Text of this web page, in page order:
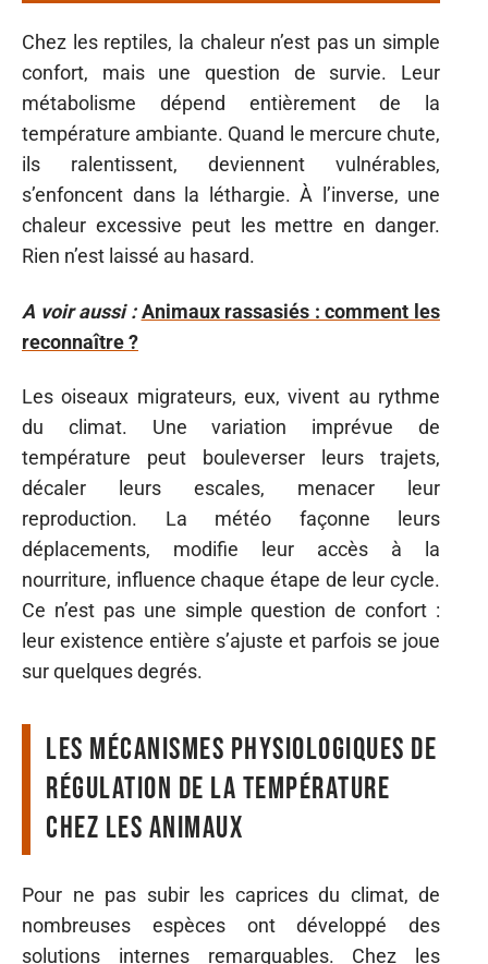
Chez les reptiles, la chaleur n’est pas un simple
confort, mais une question de survie. Leur
métabolisme dépend entièrement de la
température ambiante. Quand le mercure chute,
ils ralentissent, deviennent vulnérables,
s’enfoncent dans la léthargie. À l’inverse, une
chaleur excessive peut les mettre en danger.
Rien n’est laissé au hasard.
A voir aussi : Animaux rassasiés : comment les
reconnaître ?
Les oiseaux migrateurs, eux, vivent au rythme
du climat. Une variation imprévue de
température peut bouleverser leurs trajets,
décaler leurs escales, menacer leur
reproduction. La météo façonne leurs
déplacements, modifie leur accès à la
nourriture, influence chaque étape de leur cycle.
Ce n’est pas une simple question de confort :
leur existence entière s’ajuste et parfois se joue
sur quelques degrés.
Les mécanismes physiologiques de
régulation de la température
chez les animaux
Pour ne pas subir les caprices du climat, de
nombreuses espèces ont développé des
solutions internes remarquables. Chez les